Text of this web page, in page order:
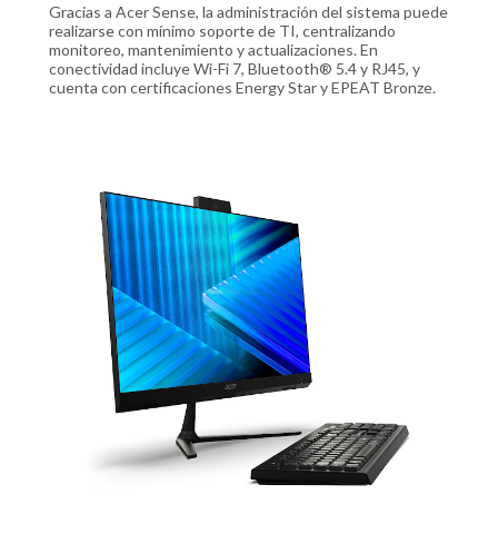
Gracias a Acer Sense, la administración del sistema puede
realizarse con mínimo soporte de TI, centralizando
monitoreo, mantenimiento y actualizaciones. En
conectividad incluye Wi-Fi 7, Bluetooth® 5.4 y RJ45, y
cuenta con certificaciones Energy Star y EPEAT Bronze.